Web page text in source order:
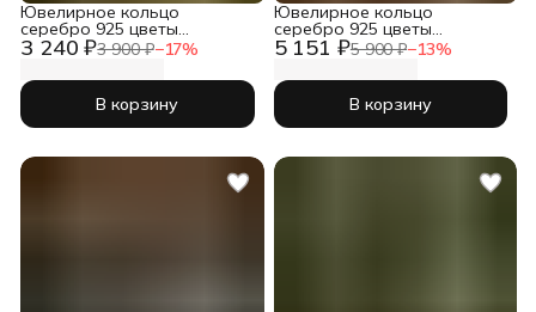
3 240 ₽3 900 ₽−17%
Ювелирное кольцо
серебро 925 цветы
Васильки
В корзину
5 151 ₽5 900 ₽−13%
Ювелирное кольцо
серебро 925 цветы
Ландыши
В корзину